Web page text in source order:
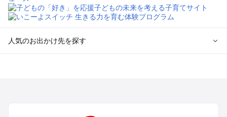
人気のお出かけ先を探す